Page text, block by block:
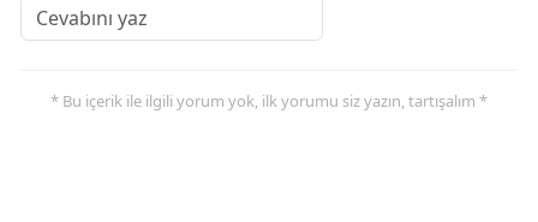
* Bu içerik ile ilgili yorum yok, ilk yorumu siz yazın, tartışalım *